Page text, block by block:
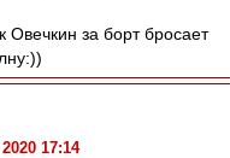
Овечкин за борт бросает
17:14